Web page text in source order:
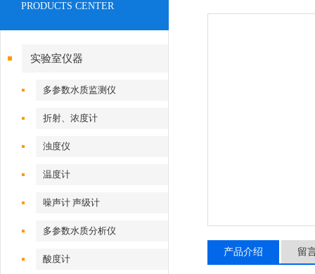
PRODUCTS CENTER
实验室仪器
多参数水质监测仪
折射、浓度计
浊度仪
温度计
噪声计 声级计
多参数水质分析仪
酸度计
产品介绍 留